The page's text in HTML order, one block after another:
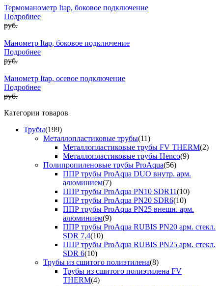
Термоманометр Itap, боковое подключение
Подробнее
руб.
Манометр Itap, боковое подключение
Подробнее
руб.
Манометр Itap, осевое подключение
Подробнее
руб.
Категории товаров
Трубы(199)
Металлопластиковые трубы(11)
Металлопластиковые трубы FV THERM(2)
Металлопластиковые трубы Henco(9)
Полипропиленовые трубы ProAqua(56)
ППР трубы ProAqua DUO внутр. арм.
алюминием(7)
ППР трубы ProAqua PN10 SDR11(10)
ППР трубы ProAqua PN20 SDR6(10)
ППР трубы ProAqua PN25 внешн. арм.
алюминием(9)
ППР трубы ProAqua RUBIS PN20 арм. стекл.
SDR 7,4(10)
ППР трубы ProAqua RUBIS PN25 арм. стекл.
SDR 6(10)
Трубы из сшитого полиэтилена(8)
Трубы из сшитого полиэтилена FV
THERM(4)